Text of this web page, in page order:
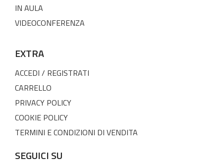
IN AULA
VIDEOCONFERENZA
EXTRA
ACCEDI / REGISTRATI
CARRELLO
PRIVACY POLICY
COOKIE POLICY
TERMINI E CONDIZIONI DI VENDITA
SEGUICI SU